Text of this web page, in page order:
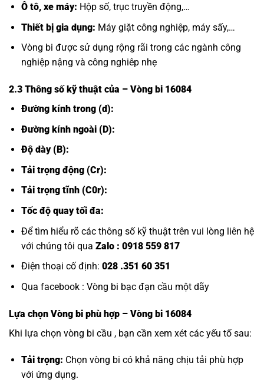
Ô tô, xe máy: Hộp số, trục truyền động,…
Thiết bị gia dụng: Máy giặt công nghiệp, máy sấy,…
Vòng bi được sử dụng rộng rãi trong các ngành công
nghiệp nậng và công nghiêp nhẹ
2.3 Thông số kỹ thuật của – Vòng bi 16084
Đường kính trong (d):
Đường kính ngoài (D):
Độ dày (B):
Tải trọng động (Cr):
Tải trọng tĩnh (C0r):
Tốc độ quay tối đa:
Để tìm hiểu rõ các thông số kỹ thuật trên vui lòng liên hệ
với chúng tôi qua Zalo : 0918 559 817
Điện thoại cố định: 028 .351 60 351
Qua facebook : Vòng bi bạc đạn cầu một dãy
Lựa chọn Vòng bi phù hợp – Vòng bi 16084
Khi lựa chọn vòng bi cầu , bạn cần xem xét các yếu tố sau:
Tải trọng: Chọn vòng bi có khả năng chịu tải phù hợp
với ứng dụng.